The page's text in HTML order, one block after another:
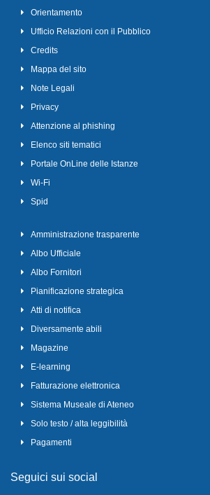
Orientamento
Ufficio Relazioni con il Pubblico
Credits
Mappa del sito
Note Legali
Privacy
Attenzione al phishing
Elenco siti tematici
Portale OnLine delle Istanze
Wi-Fi
Spid
Amministrazione trasparente
Albo Ufficiale
Albo Fornitori
Pianificazione strategica
Atti di notifica
Diversamente abili
Magazine
E-learning
Fatturazione elettronica
Sistema Museale di Ateneo
Solo testo / alta leggibilità
Pagamenti
Seguici sui social